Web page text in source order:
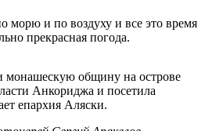
морю и по воздуху и все это время
прекрасная погода.
монашескую общину на острове
Анкориджа и посетила
епархия Аляски.